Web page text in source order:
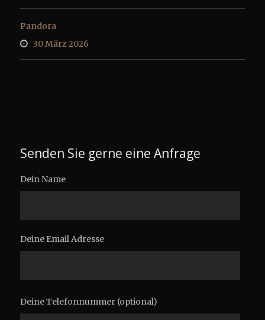
Pandora
30 März 2026
Senden Sie gerne eine Anfrage
Dein Name
Deine Email Adresse
Deine Telefonnummer (optional)